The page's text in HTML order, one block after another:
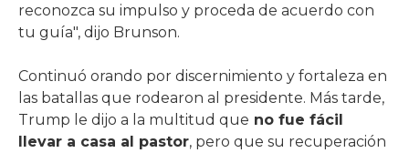
reconozca su impulso y proceda de acuerdo con
tu guía", dijo Brunson.
Continuó orando por discernimiento y fortaleza en
las batallas que rodearon al presidente. Más tarde,
Trump le dijo a la multitud que no fue fácil
llevar a casa al pastor, pero que su recuperación